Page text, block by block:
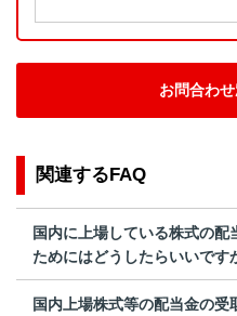
お問合わ
関連するFAQ
国内に上場している株式の配
ためにはどうしたらいいです
国内上場株式等の配当金の受